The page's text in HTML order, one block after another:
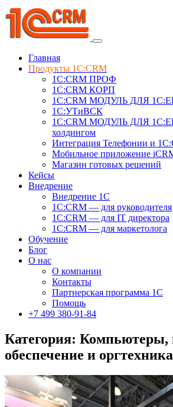
Главная
Продукты 1C:CRM
1С:CRM ПРОФ
1С:CRM КОРП
1С:CRM МОДУЛЬ ДЛЯ
1C:УТиВСК
1С:CRM МОДУЛЬ ДЛЯ
холдингом
Интеграция Телефонии и
Мобильное приложение
Магазин готовых решений
Кейсы
Внедрение
Внедрение 1C
1С:CRM — для руководителя
1С:CRM — для IT директора
1С:CRM — для маркетолога
Обучение
Блог
О нас
О компании
Контакты
Партнерская программа 1С
Помощь
+7 499 380-91-84
Категория: Компьютеры,
обеспечение и